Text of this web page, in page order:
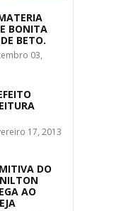
BONITA
BETO.
03,
17, 2013
DO
AO